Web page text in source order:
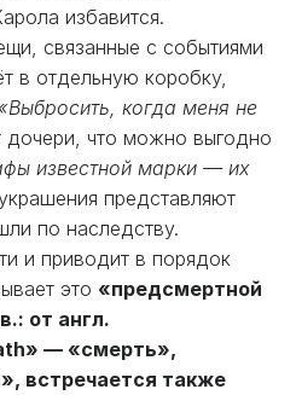
избавится.
связанные с событиями
в отдельную коробку,
«Выбросить, когда меня не
дочери, что можно выгодно
известной марки — их
представляют
по наследству.
и приводит в порядок
это «предсмертной
от англ.
— «смерть»,
встречается также